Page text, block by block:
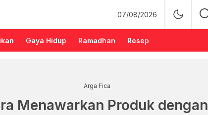
07/08/2026
Gaya Hidup Ramadhan Resep
Arga Fica
Menawarkan Produk dengan